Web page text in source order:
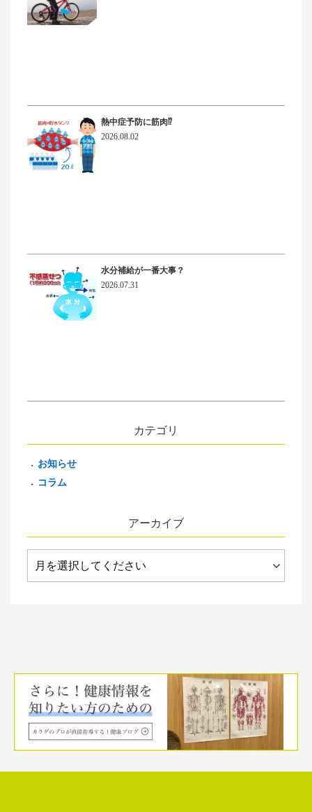
熱中症予防に筋肉⁉
2026.08.02
水分補給が一番大事？
2026.07.31
カテゴリ
お知らせ
コラム
アーカイブ